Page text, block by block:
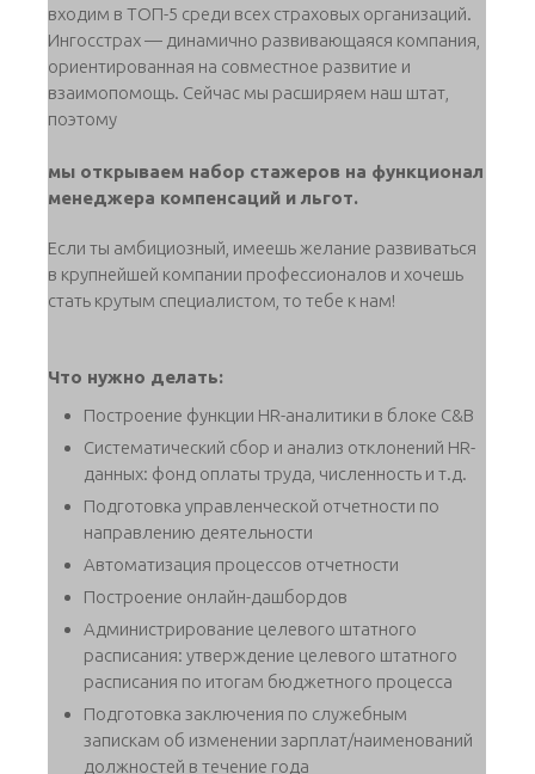
входим в ТОП-5 среди всех страховых организаций.
Ингосстрах — динамично развивающаяся компания,
ориентированная на совместное развитие и
взаимопомощь. Сейчас мы расширяем наш штат,
поэтому
мы открываем набор стажеров на функционал
менеджера компенсаций и льгот.
Если ты амбициозный, имеешь желание развиваться
в крупнейшей компании профессионалов и хочешь
стать крутым специалистом, то тебе к нам!
Что нужно делать:
Построение функции HR-аналитики в блоке C&B
Систематический сбор и анализ отклонений HR-
данных: фонд оплаты труда, численность и т.д.
Подготовка управленческой отчетности по
направлению деятельности
Автоматизация процессов отчетности
Построение онлайн-дашбордов
Администрирование целевого штатного
расписания: утверждение целевого штатного
расписания по итогам бюджетного процесса
Подготовка заключения по служебным
запискам об изменении зарплат/наименований
должностей в течение года